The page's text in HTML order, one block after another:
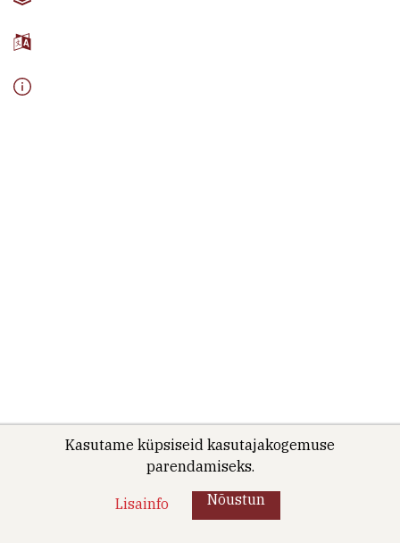
Kasutame küpsiseid kasutajakogemuse
parendamiseks.
Lisainfo Nõustun